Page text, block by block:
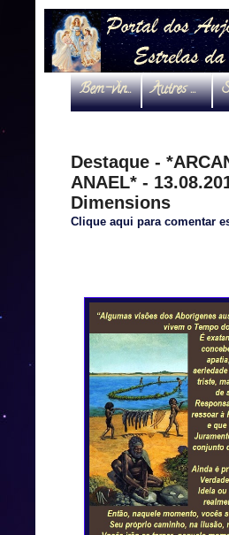
Bem-vindo Autres Dimensions
Destaque -
ANAEL* -
Dimensions
Clique aqui para comentar